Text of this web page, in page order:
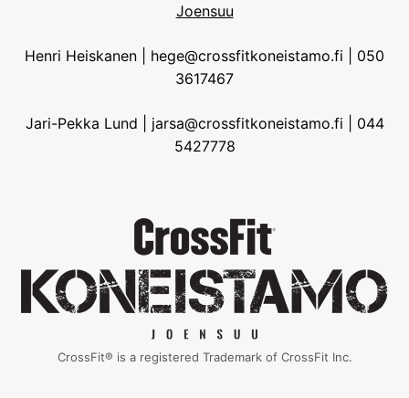
Joensuu
Henri Heiskanen | hege@crossfitkoneistamo.fi | 050
3617467
Jari-Pekka Lund | jarsa@crossfitkoneistamo.fi | 044
5427778
CrossFit® is a registered Trademark of CrossFit Inc.